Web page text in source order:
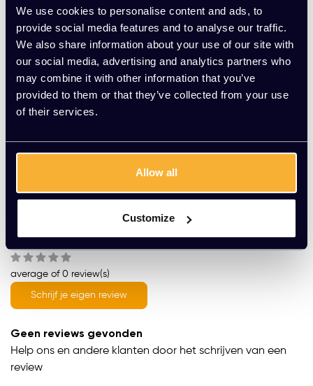
We use cookies to personalise content and ads, to
provide social media features and to analyse our traffic.
We also share information about your use of our site with
our social media, advertising and analytics partners who
may combine it with other information that you’ve
provided to them or that they’ve collected from your use
of their services.
Allow all
Customize
Toevoegen aan winkelwagen
Vraag jouw persoonlijke aanbieding aan
Gratis montage
Vrijblijvende offerte
Product informatie
Wat onze klanten zeggen
average of 0 review(s)
Schrijf je eigen review
Geen reviews gevonden
Help ons en andere klanten door het schrijven van een
review